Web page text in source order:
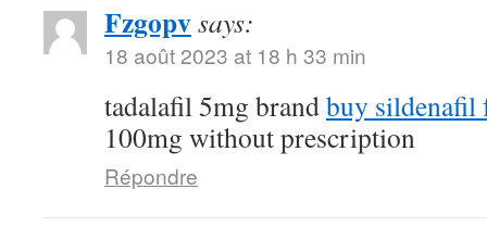
Fzgopvsays:
18 août 2023 at 18 h 33 min
tadalafil 5mg brandbuy sildenafil
100mg without prescription
Répondre